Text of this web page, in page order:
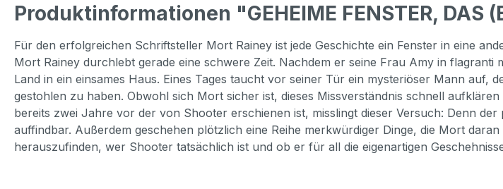
Produktinformationen "GEHEIME FENSTER, DAS
Für den erfolgreichen Schriftsteller Mort Rainey ist jede Geschichte ein Fenster in eine
Mort Rainey durchlebt gerade eine schwere Zeit. Nachdem er seine Frau Amy in
Land in ein einsames Haus. Eines Tages taucht vor seiner Tür ein mysteriöser Mann
gestohlen zu haben. Obwohl sich Mort sicher ist, dieses Missverständnis schnell
bereits zwei Jahre vor der von Shooter erschienen ist, misslingt dieser Versuch: Denn
auffindbar. Außerdem geschehen plötzlich eine Reihe merkwürdiger Dinge, die Mort
herauszufinden, wer Shooter tatsächlich ist und ob er für all die eigenartigen